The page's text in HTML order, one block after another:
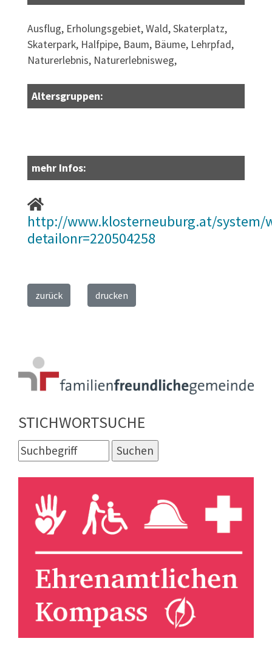
Ausflug, Erholungsgebiet, Wald, Skaterplatz,
Skaterpark, Halfpipe, Baum, Bäume, Lehrpfad,
Naturerlebnis, Naturerlebnisweg,
Altersgruppen:
mehr Infos:
http://www.klosterneuburg.at/system/
detailonr=220504258
zurück drucken
STICHWORTSUCHE